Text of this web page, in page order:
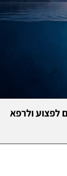
לפצוע ולרפא